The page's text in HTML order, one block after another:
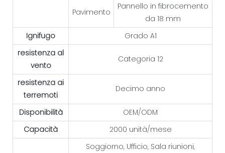
Pavimento
Pannello in fibrocemento
da 18 mm
Ignifugo
Grado A1
resistenza al
vento
Categoria 12
resistenza ai
terremoti
Decimo anno
Disponibilità
OEM/ODM
Capacità
2000 unità/mese
Soggiorno, Ufficio, Sala riunioni,